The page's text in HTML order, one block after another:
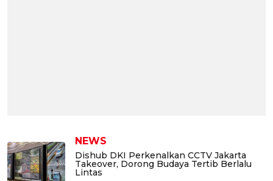
NEWS
Dishub DKI Perkenalkan CCTV Jakarta
Takeover, Dorong Budaya Tertib Berlalu
Lintas